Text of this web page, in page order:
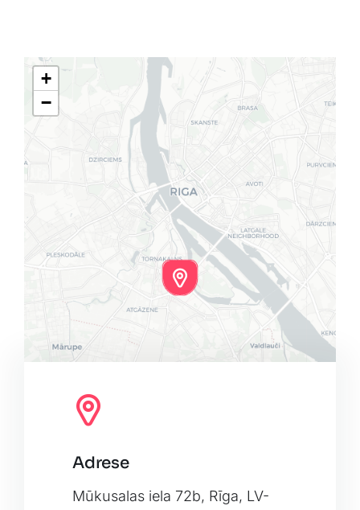
English
+
−
OpenStreetMap, under ODbL.
Adrese
Mūkusalas iela 72b, Rīga, LV-